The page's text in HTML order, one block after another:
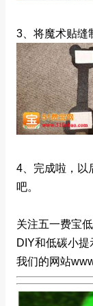
3、将魔术贴缝
4、完成啦，以
吧。
关注五一费宝
DIY和低碳小提
我们的网站